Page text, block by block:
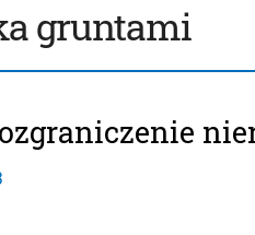
gruntami